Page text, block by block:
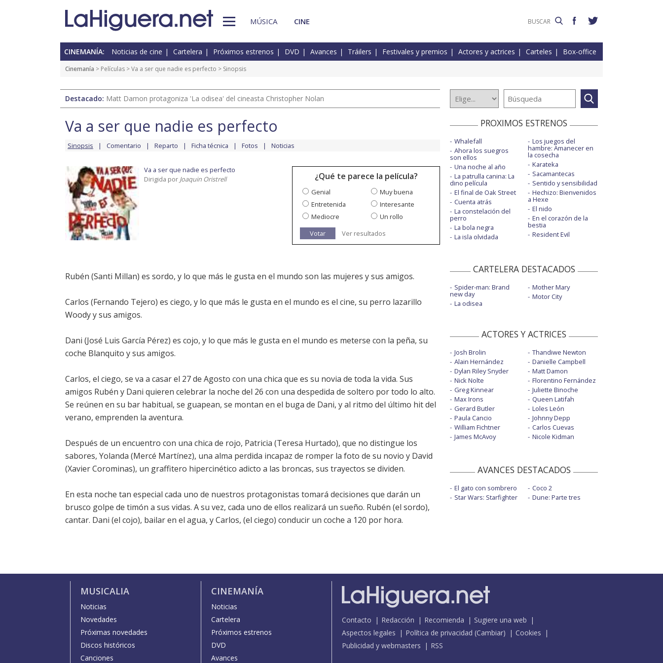
MÚSICA CINE
CINEMANÍA: Noticias de cine Cartelera Próximos estrenos DVD Avances Tráilers Festivales y premios Actores y actrices Carteles Box-office
Cinemanía > Películas >Va a ser que nadie es perfecto > Sinopsis
Destacado: Matt Damon protagoniza 'La odisea' del cineasta Christopher Nolan
Va a ser que nadie es perfecto
Sinopsis Comentario Reparto Ficha técnica Fotos Noticias
Va a ser que nadie es perfecto
Dirigida por Joaquin Oristrell ¿Qué te parece la película?
Genial
Muy buena
Entretenida
Interesante
Mediocre
Un rollo
Votar
Ver resultados
Rubén (Santi Millan) es sordo, y lo que más le gusta en el mundo son las mujeres y sus amigos.
Carlos (Fernando Tejero) es ciego, y lo que más le gusta en el mundo es el cine, su perro lazarillo
Woody y sus amigos.
Dani (José Luis García Pérez) es cojo, y lo que más le gusta en el mundo es meterse con la peña, su
coche Blanquito y sus amigos.
Carlos, el ciego, se va a casar el 27 de Agosto con una chica que es su novia de toda la vida. Sus
amigos Rubén y Dani quieren celebrar la noche del 26 con una despedida de soltero por todo lo alto.
Se reúnen en su bar habitual, se guapean, se montan en el buga de Dani, y al ritmo del último hit del
verano, emprenden la aventura.
Después de un encuentro con una chica de rojo, Patricia (Teresa Hurtado), que no distingue los
sabores, Yolanda (Mercé Martínez), una alma perdida incapaz de romper la foto de su novio y David
(Xavier Corominas), un graffitero hipercinético adicto a las broncas, sus trayectos se dividen.
En esta noche tan especial cada uno de nuestros protagonistas tomará decisiones que darán un
brusco golpe de timón a sus vidas. A su vez, cada uno de ellos realizará un sueño. Rubén (el sordo),
cantar. Dani (el cojo), bailar en el agua, y Carlos, (el ciego) conducir un coche a 120 por hora.
PROXIMOS ESTRENOS
Whalefall
Ahora los suegros
son ellos
Una noche al año
La patrulla canina: La
dino película
El final de Oak Street
Cuenta atrás
La constelación del
perro
La bola negra
La isla olvidada
Los juegos del
hambre: Amanecer en
la cosecha
Karateka
Sacamantecas
Sentido y sensibilidad
Hechizo: Bienvenidos
a Hexe
El nido
En el corazón de la
bestia
Resident Evil
CARTELERA DESTACADOS
Spider-man: Brand
new day
La odisea
Mother Mary
Motor City
ACTORES Y ACTRICES
Josh Brolin
Alain Hernández
Dylan Riley Snyder
Nick Nolte
Greg Kinnear
Max Irons
Gerard Butler
Paula Cancio
William Fichtner
James McAvoy
Thandiwe Newton
Danielle Campbell
Matt Damon
Florentino Fernández
Juliette Binoche
Queen Latifah
Loles León
Johnny Depp
Carlos Cuevas
Nicole Kidman
AVANCES DESTACADOS
El gato con sombrero
Star Wars: Starfighter
Coco 2
Dune: Parte tres
MUSICALIA
Noticias
Novedades
Próximas novedades
Discos históricos
Canciones
CINEMANÍA
Noticias
Cartelera
Próximos estrenos
DVD
Avances
Contacto Redacción Recomienda
Sugiere una web
Aspectos legales
Política de privacidad (Cambiar)
Cookies
Publicidad y webmasters
RSS